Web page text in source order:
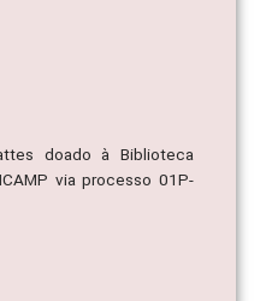
doado à Biblioteca
via processo 01P-